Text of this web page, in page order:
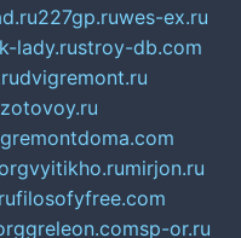
227gp.ruwes-ex.ru
lady.rustroy-db.com
dvigremont.ru
remontdoma.com
vyitikho.rumirjon.ru
filosofyfree.com
greleon.comsp-or.ru